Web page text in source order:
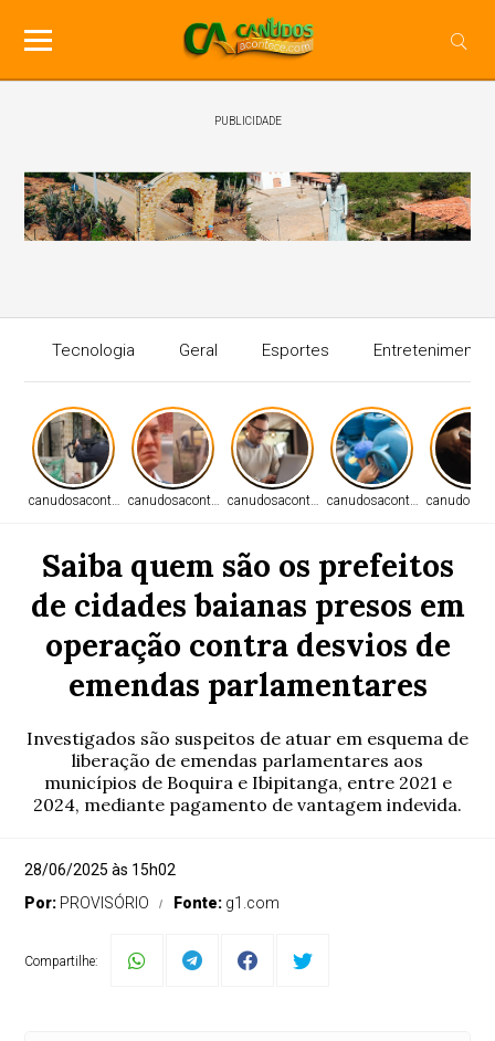
PUBLICIDADE
Tecnologia Geral Esportes Entretenimento
canudosacontece.comcanudosacontece.comcanudosacontece.comcanudosacontece.com
Saiba quem são os prefeitos
de cidades baianas presos em
operação contra desvios de
emendas parlamentares
Investigados são suspeitos de atuar em esquema de
liberação de emendas parlamentares aos
municípios de Boquira e Ibipitanga, entre 2021 e
2024, mediante pagamento de vantagem indevida.
28/06/2025 às 15h02
Por: PROVISÓRIO Fonte: g1.com
Compartilhe: